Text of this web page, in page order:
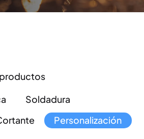
Soldadura
Personalización